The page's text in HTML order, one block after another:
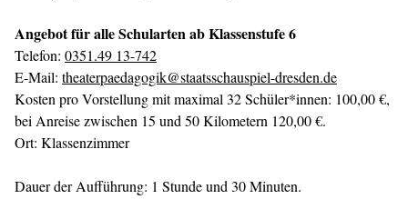
Angebot für alle Schularten ab Klassenstufe 6
Telefon: 0351.49 13-742
E-Mail: theaterpaedagogik@staatsschauspiel-dresden.de
Kosten pro Vorstellung mit maximal 32 Schüler*innen: 100,00 €,
bei Anreise zwischen 15 und 50 Kilometern 120,00 €.
Ort: Klassenzimmer
Dauer der Aufführung: 1 Stunde und 30 Minuten.